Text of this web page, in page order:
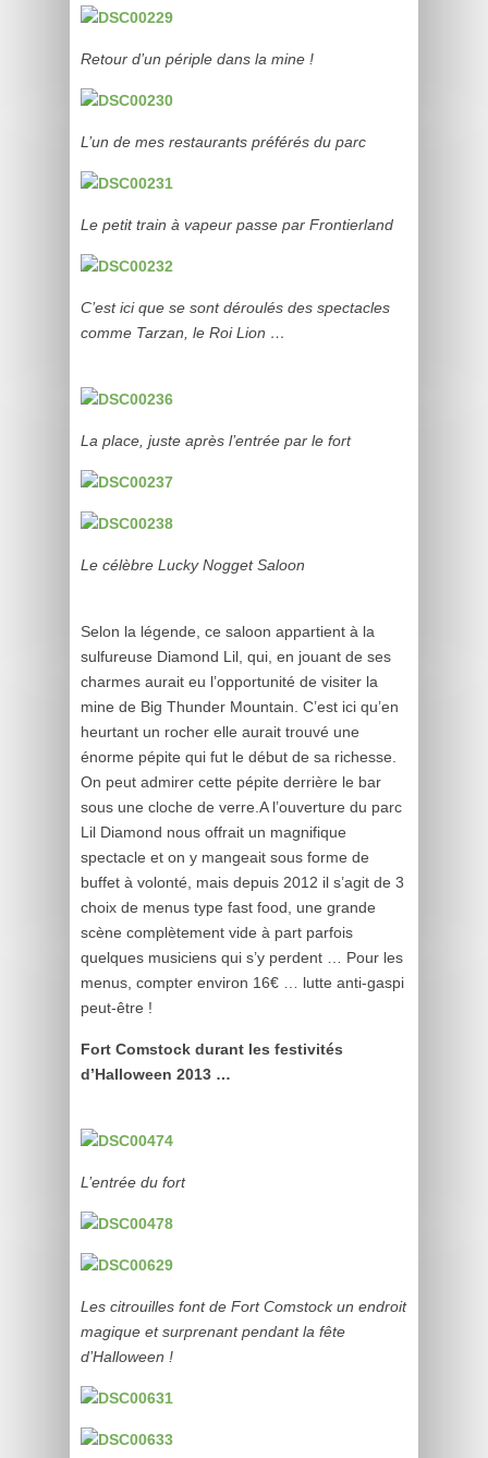
Retour d’un périple dans la mine !
L’un de mes restaurants préférés du parc
Le petit train à vapeur passe par Frontierland
C’est ici que se sont déroulés des spectacles
comme Tarzan, le Roi Lion …
La place, juste après l’entrée par le fort
Le célèbre Lucky Nogget Saloon
Selon la légende, ce saloon appartient à la
sulfureuse Diamond Lil, qui, en jouant de ses
charmes aurait eu l’opportunité de visiter la
mine de Big Thunder Mountain. C’est ici qu’en
heurtant un rocher elle aurait trouvé une
énorme pépite qui fut le début de sa richesse.
On peut admirer cette pépite derrière le bar
sous une cloche de verre.A l’ouverture du parc
Lil Diamond nous offrait un magnifique
spectacle et on y mangeait sous forme de
buffet à volonté, mais depuis 2012 il s’agit de 3
choix de menus type fast food, une grande
scène complètement vide à part parfois
quelques musiciens qui s’y perdent … Pour les
menus, compter environ 16€ … lutte anti-gaspi
peut-être !
Fort Comstock durant les festivités
d’Halloween 2013 …
L’entrée du fort
Les citrouilles font de FortComstock un endroit
magique et surprenant pendant la fête
d’Halloween !